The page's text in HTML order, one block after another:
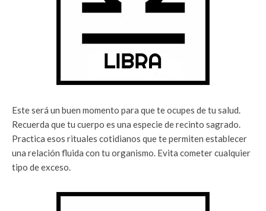
Este será un buen momento para que te ocupes de tu salud.
Recuerda que tu cuerpo es una especie de recinto sagrado.
Practica esos rituales cotidianos que te permiten establecer
una relación fluida con tu organismo. Evita cometer cualquier
tipo de exceso.